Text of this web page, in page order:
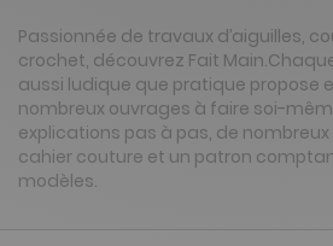
Passionnée de travaux d’aiguilles,
crochet, découvrez Fait
aussi ludique que pratique propose
nombreux ouvrages à faire soi-
explications pas à pas, de
cahier couture et un patron
modèles.